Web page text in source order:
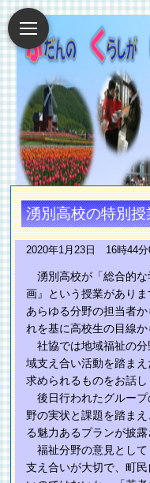
湧別高校の特別
2020年1月23日 16時44分
湧別高校が「総合的な
画』という授業がありま
あらゆる分野の担当者
れを基に高校生の目線か
社協では地域福祉の分
域支え合い活動を踏ま
求められるものをお話し
後日行われたグループ
野の実状と課題を踏ま
る魅力あるプランが披露
福祉分野の意見として
支え合いが大切で、町